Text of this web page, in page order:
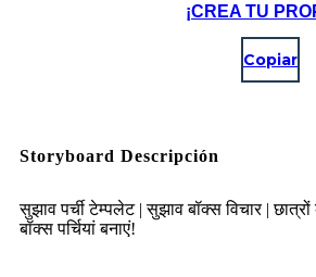
¡CREA TU
Copiar
Storyboard Descripción
सुझाव पर्ची टेम्पलेट | सुझाव बॉक्स विचार |
बॉक्स पर्चियां बनाएं!